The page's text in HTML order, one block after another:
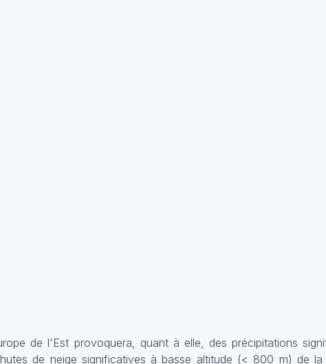
de l'Est provoquera, quant à elle, des précipitations
de neige significatives à basse altitude (< 800 m) de